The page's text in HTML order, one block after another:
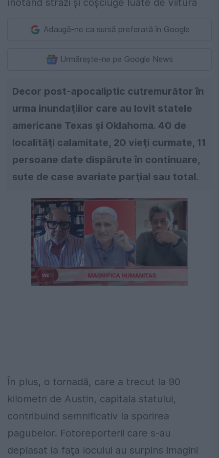
Adaugă-ne ca sursă preferată în Google
Urmărește-ne pe Google News
Decor post-apocaliptic cutremurător în
urma inundaţiilor care au lovit statele
americane Texas şi Oklahoma. 40 de
localităţi calamitate, 20 vieţi curmate, 11
persoane date dispărute în continuare,
sute de case avariate parţial sau total.
În plus, o tornadă, care a trecut la 90
kilometri de Austin, capitala statului,
contribuind semnificativ la sporirea
pagubelor. Fotoreporterii care s-au
deplasat la faţa locului au surpins imagini